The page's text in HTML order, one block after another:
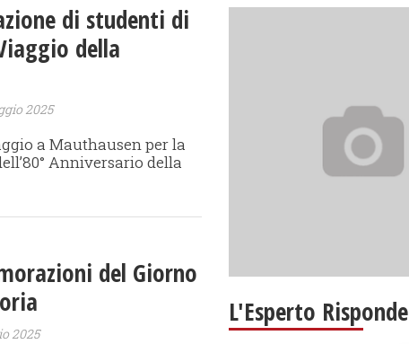
di studenti di
della
2025
a Mauthausen per la
Anniversario della
del Giorno
2025
L'Esperto Risponde